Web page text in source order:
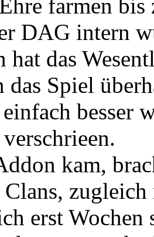
farmen bis
DAG intern
hat das
das Spiel
besser
kam,
erst Wochen